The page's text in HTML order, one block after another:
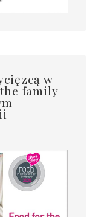
w
family